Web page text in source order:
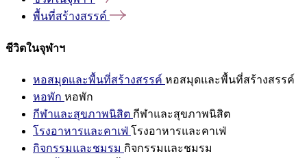
พื้นที่สร้างสรรค์
ชีวิตในจุฬาฯ
หอสมุดและพื้นที่สร้างสรรค์ หอสมุดและพื้นที่สร้างสรรค์
หอพัก หอพัก
กีฬาและสุขภาพนิสิต กีฬาและสุขภาพนิสิต
โรงอาหารและคาเฟ่ โรงอาหารและคาเฟ่
กิจกรรมและชมรม กิจกรรมและชมรม